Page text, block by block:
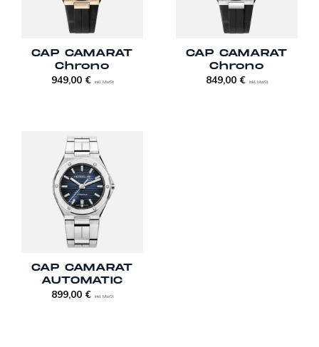
CAP CAMARAT
Chrono
949,00 € inkl. MwSt
CAP CAMARAT
Chrono
849,00 € inkl. MwSt
CAP CAMARAT
AUTOMATIC
899,00 € inkl. MwSt